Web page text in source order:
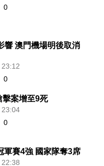
0
響 澳門機場明後取消
0
擊案增至9死
0
軍賽4強 國家隊奪3席